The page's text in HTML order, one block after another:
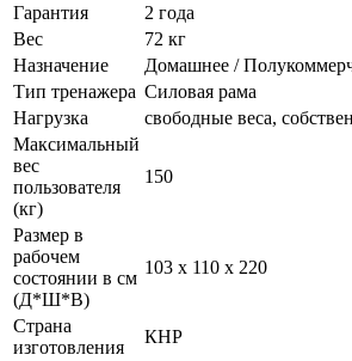
Гарантия
2 года
Вес
72 кг
Назначение
Домашнее /
Тип тренажера Силовая рама
Нагрузка
свободные веса,
Максимальный
вес
пользователя
(кг)
150
Размер в
рабочем
состоянии в см
(Д*Ш*В)
103 х 110 х 220
Страна
изготовления
КНР